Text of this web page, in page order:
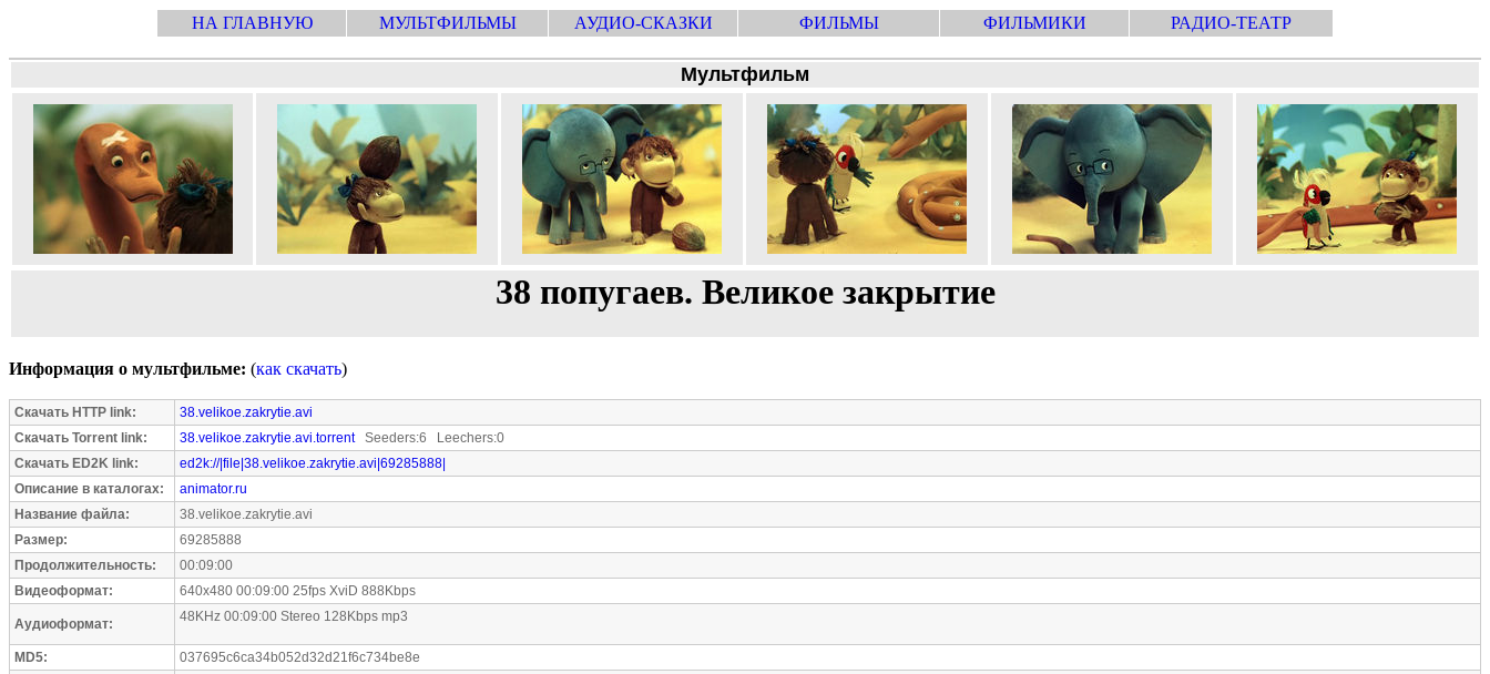
НА ГЛАВНУЮ МУЛЬТФИЛЬМЫ АУДИО-СКАЗКИ ФИЛЬМЫ ФИЛЬМИКИ РАДИО-ТЕАТР
Мультфильм
38 попугаев. Великое закрытие
Информация о мультфильме: (как скачать)
Скачать HTTP link:
38.velikoe.zakrytie.avi
Скачать Torrent link:
38.velikoe.zakrytie.avi.torrentSeeders:6 Leechers:0
Скачать ED2K link:
ed2k://|file|38.velikoe.zakrytie.avi|69285888|
Описание в каталогах:
animator.ru
Название файла:
38.velikoe.zakrytie.avi
Размер:
69285888
Продолжительность:
00:09:00
Видеоформат:
640x480 00:09:00 25fps XviD 888Kbps
Аудиоформат: 48KHz 00:09:00 Stereo 128Kbps mp3
MD5:
037695c6ca34b052d32d21f6c734be8e